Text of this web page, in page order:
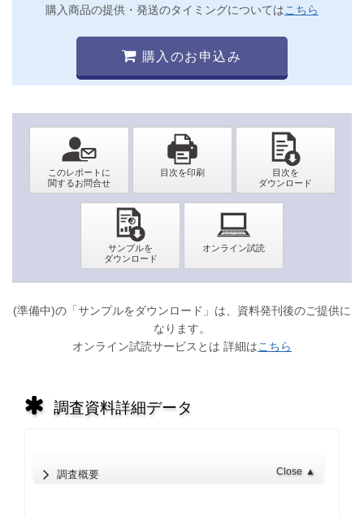
購入商品の提供・発送のタイミングについてはこちら
購入のお申込み
(準備中)の「サンプルをダウンロード」は、資料発刊後のご提供に
なります。
オンライン試読サービスとは 詳細はこちら
調査資料詳細データ
調査概要 Close ▲